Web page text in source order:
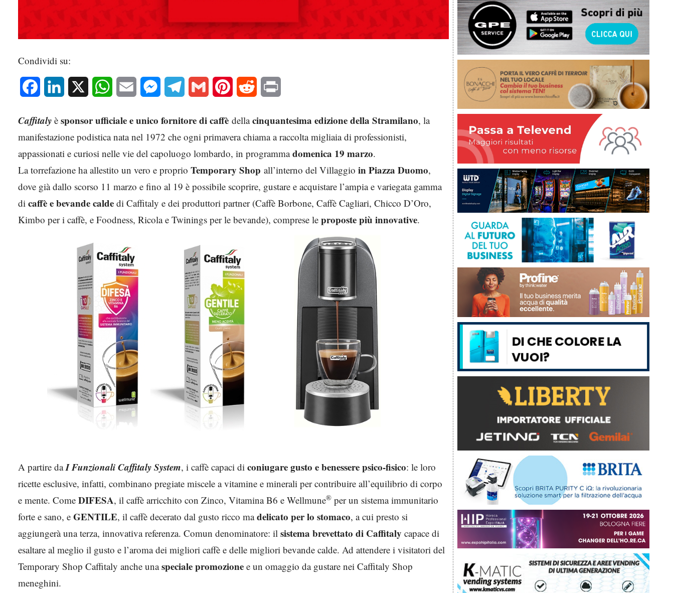
Condividi su:
Facebook LinkedIn WhatsAppEmail MessengerTelegram Gmail Pinterest Reddit
Caffitaly è sponsor ufficiale e unico fornitore di caffè dellacinquantesima edizione della Stramilano, la
manifestazione podistica nata nel 1972 che ogni primavera chiama a raccolta migliaia di professionisti,
appassionati e curiosi nelle vie del capoluogo lombardo, in programmadomenica 19 marzo.
La torrefazione ha allestito un vero e proprio Temporary Shop all’interno del Villaggio in Piazza Duomo,
dove già dallo scorso 11 marzo e fino al 19 è possibile scoprire, gustare e acquistare l’ampia e variegata gamma
di caffè e bevande calde di Caffitaly e dei produttori partner (Caffè Borbone, Caffè Cagliari, Chicco D’Oro,
Kimbo per i caffè, e Foodness, Ricola e Twinings per le bevande), comprese le proposte più innovative.
A partire daI Funzionali Caffitaly System, i caffè capaci di coniugare gusto e benessere psico-fisico: le loro
ricette esclusive, infatti, combinano pregiate miscele a vitamine e minerali per contribuire all’equilibrio di corpo
e mente. Come DIFESA, il caffè arricchito con Zinco, Vitamina B6 e Wellmune® per un sistema immunitario
forte e sano, e GENTILE, il caffè decerato dal gusto ricco madelicato per lo stomaco, a cui presto si
aggiungerà una terza, innovativa referenza. Comun denominatore: il sistema brevettato di Caffitaly capace di
esaltare al meglio il gusto e l’aroma dei migliori caffè e delle migliori bevande calde. Ad attendere i visitatori del
Temporary Shop Caffitaly anche unaspeciale promozione e un omaggio da gustare nei Caffitaly Shop
meneghini.